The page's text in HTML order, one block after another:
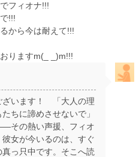
フィオナ!!!
!!!
から今は耐えて!!!
りますm(_ _)m!!!
ざいます！ 「大人の理
ちに諦めさせないで」
その熱い声援、フィオ
女が今いるのは、すぐ
っ只中です。そこへ読